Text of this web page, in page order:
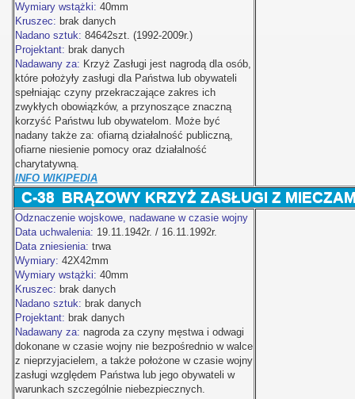
Wymiary wstążki: 40mm
Kruszec: brak danych
Nadano sztuk: 84642szt. (1992-2009r.)
Projektant: brak danych
Nadawany za: Krzyż Zasługi jest nagrodą dla osób,
które położyły zasługi dla Państwa lub obywateli
spełniając czyny przekraczające zakres ich
zwykłych obowiązków, a przynoszące znaczną
korzyść Państwu lub obywatelom. Może być
nadany także za: ofiarną działalność publiczną,
ofiarne niesienie pomocy oraz działalność
charytatywną.
INFO WIKIPEDIA
C-38 BRĄZOWY KRZYŻ ZASŁUGI Z
Odznaczenie wojskowe, nadawane w czasie wojny
Data uchwalenia: 19.11.1942r. / 16.11.1992r.
Data zniesienia: trwa
Wymiary: 42X42mm
Wymiary wstążki: 40mm
Kruszec: brak danych
Nadano sztuk: brak danych
Projektant: brak danych
Nadawany za: nagroda za czyny męstwa i odwagi
dokonane w czasie wojny nie bezpośrednio w walce
z nieprzyjacielem, a także położone w czasie wojny
zasługi względem Państwa lub jego obywateli w
warunkach szczególnie niebezpiecznych.